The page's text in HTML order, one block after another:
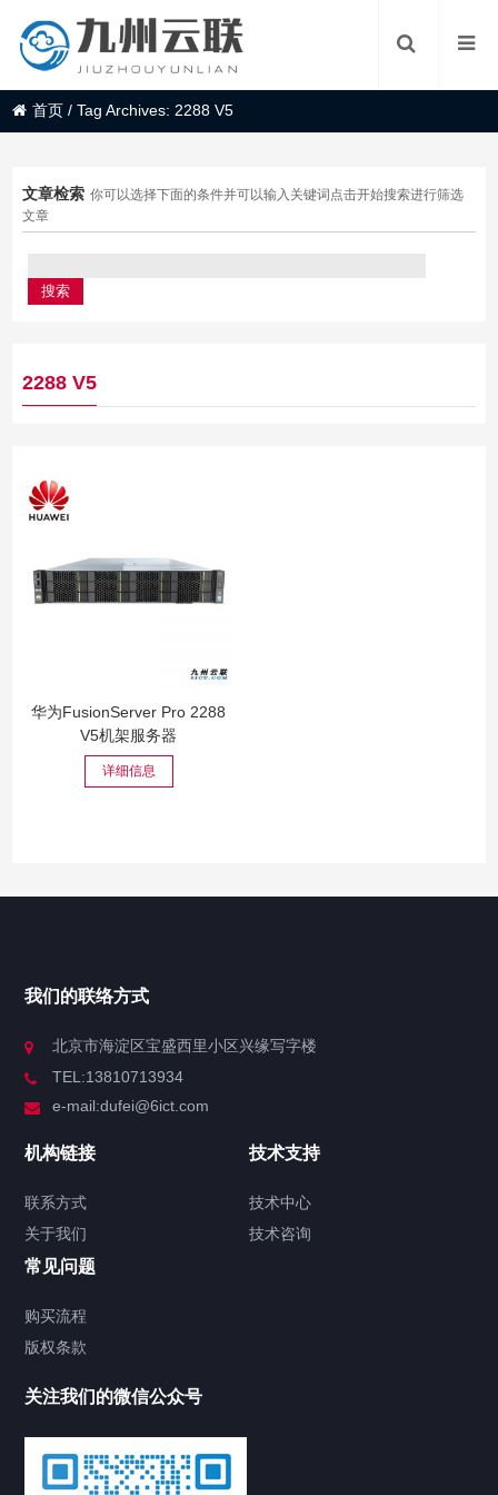
首页 /Tag Archives: 2288 V5
文章检索 你可以选择下面的条件并可以输入关键词点击开始搜索进行筛选
文章
2288 V5
华为FusionServer Pro 2288
V5机架服务器
详细信息
我们的联络方式
北京市海淀区宝盛西里小区兴缘写字楼
TEL:13810713934
e-mail:dufei@6ict.com
机构链接
联系方式
关于我们
技术支持
技术中心
技术咨询
常见问题
购买流程
版权条款
关注我们的微信公众号